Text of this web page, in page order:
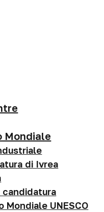
Mondiale
di Ivrea
candidatura
Mondiale UNESCO